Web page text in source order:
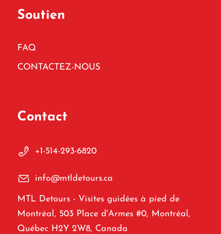
Soutien
FAQ
CONTACTEZ-NOUS
Contact
+1-514-293-6820
info@mtldetours.ca
MTL Detours - Visites guidées à pied de
Montréal, 503 Place d'Armes #0, Montréal,
Québec H2Y 2W8, Canada